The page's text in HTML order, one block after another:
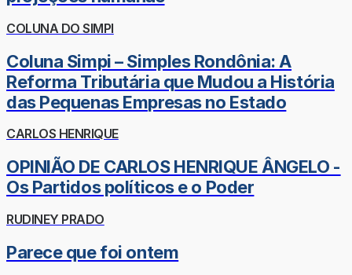
COLUNA DO SIMPI
Coluna Simpi – Simples Rondônia: A
Reforma Tributária que Mudou a História
das Pequenas Empresas no Estado
CARLOS HENRIQUE
OPINIÃO DE CARLOS HENRIQUE ÂNGELO -
Os Partidos políticos e o Poder
RUDINEY PRADO
Parece que foi ontem